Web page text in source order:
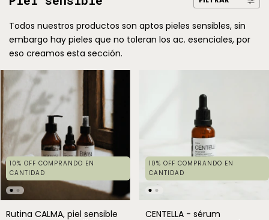
Todos nuestros productos son aptos pieles sensibles, sin
embargo hay pieles que no toleran los ac. esenciales, por
eso creamos esta sección.
10% OFF COMPRANDO EN
CANTIDAD
Rutina CALMA, piel sensible
10% OFF COMPRANDO EN
CANTIDAD
CENTELLA - sérum